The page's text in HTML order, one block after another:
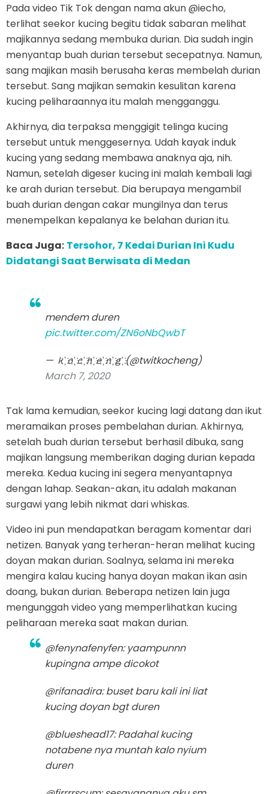
Pada video Tik Tok dengan nama akun @iecho,
terlihat seekor kucing begitu tidak sabaran melihat
majikannya sedang membuka durian. Dia sudah ingin
menyantap buah durian tersebut secepatnya. Namun,
sang majikan masih berusaha keras membelah durian
tersebut. Sang majikan semakin kesulitan karena
kucing peliharaannya itu malah mengganggu.
Akhirnya, dia terpaksa menggigit telinga kucing
tersebut untuk menggesernya. Udah kayak induk
kucing yang sedang membawa anaknya aja, nih.
Namun, setelah digeser kucing ini malah kembali lagi
ke arah durian tersebut. Dia berupaya mengambil
buah durian dengan cakar mungilnya dan terus
menempelkan kepalanya ke belahan durian itu.
Baca Juga: Tersohor, 7 Kedai Durian Ini Kudu
Didatangi Saat Berwisata di Medan
mendem duren
pic.twitter.com/ZN6oNbQwbT
— ｋ҉ｏ҉ｃ҉ｈ҉ｅ҉ｎ҉ｇ҉ (@twitkocheng)
March 7, 2020
Tak lama kemudian, seekor kucing lagi datang dan ikut
meramaikan proses pembelahan durian. Akhirnya,
setelah buah durian tersebut berhasil dibuka, sang
majikan langsung memberikan daging durian kepada
mereka. Kedua kucing ini segera menyantapnya
dengan lahap. Seakan-akan, itu adalah makanan
surgawi yang lebih nikmat dari whiskas.
Video ini pun mendapatkan beragam komentar dari
netizen. Banyak yang terheran-heran melihat kucing
doyan makan durian. Soalnya, selama ini mereka
mengira kalau kucing hanya doyan makan ikan asin
doang, bukan durian. Beberapa netizen lain juga
mengunggah video yang memperlihatkan kucing
peliharaan mereka saat makan durian.
@fenynafenyfen: yaampunnn
kupingna ampe dicokot
@rifanadira: buset baru kali ini liat
kucing doyan bgt duren
@blueshead17: Padahal kucing
notabene nya muntah kalo nyium
duren